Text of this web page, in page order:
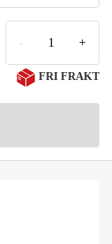
- +
FRI FRAKT